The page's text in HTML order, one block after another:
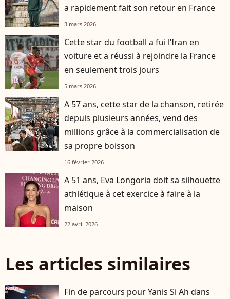
a rapidement fait son retour en France
3 mars 2026
Cette star du football a fui l’Iran en
voiture et a réussi à rejoindre la France
en seulement trois jours
5 mars 2026
A 57 ans, cette star de la chanson, retirée
depuis plusieurs années, vend des
millions grâce à la commercialisation de
sa propre boisson
16 février 2026
A 51 ans, Eva Longoria doit sa silhouette
athlétique à cet exercice à faire à la
maison
22 avril 2026
Les articles similaires
Fin de parcours pour Yanis Si Ah dans